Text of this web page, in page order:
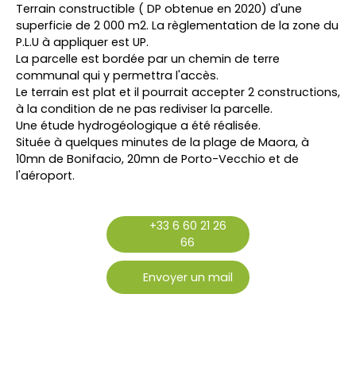
Terrain constructible ( DP obtenue en 2020) d'une
superficie de 2 000 m2. La règlementation de la zone du
P.L.U à appliquer est UP.
La parcelle est bordée par un chemin de terre
communal qui y permettra l'accès.
Le terrain est plat et il pourrait accepter 2 constructions,
à la condition de ne pas rediviser la parcelle.
Une étude hydrogéologique a été réalisée.
Située à quelques minutes de la plage de Maora, à
10mn de Bonifacio, 20mn de Porto-Vecchio et de
l'aéroport.
+33 6 60 21 26
66
Envoyer un mail